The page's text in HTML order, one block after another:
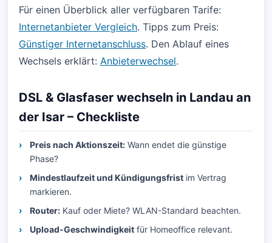
Für einen Überblick aller verfügbaren Tarife:
Internetanbieter Vergleich. Tipps zum Preis:
Günstiger Internetanschluss. Den Ablauf eines
Wechsels erklärt: Anbieterwechsel.
DSL & Glasfaser wechseln in Landau an
der Isar – Checkliste
Preis nach Aktionszeit: Wann endet die günstige
Phase?
Mindestlaufzeit und Kündigungsfrist im Vertrag
markieren.
Router: Kauf oder Miete? WLAN-Standard beachten.
Upload-Geschwindigkeit für Homeoffice relevant.